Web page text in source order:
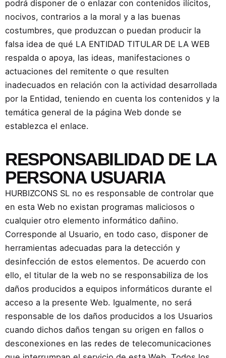
podrá disponer de o enlazar con contenidos ilícitos,
nocivos, contrarios a la moral y a las buenas
costumbres, que produzcan o puedan producir la
falsa idea de qué LA ENTIDAD TITULAR DE LA WEB
respalda o apoya, las ideas, manifestaciones o
actuaciones del remitente o que resulten
inadecuados en relación con la actividad desarrollada
por la Entidad, teniendo en cuenta los contenidos y la
temática general de la página Web donde se
establezca el enlace.
RESPONSABILIDAD DE LA
PERSONA USUARIA
HURBIZCONS SL no es responsable de controlar que
en esta Web no existan programas maliciosos o
cualquier otro elemento informático dañino.
Corresponde al Usuario, en todo caso, disponer de
herramientas adecuadas para la detección y
desinfección de estos elementos. De acuerdo con
ello, el titular de la web no se responsabiliza de los
daños producidos a equipos informáticos durante el
acceso a la presente Web. Igualmente, no será
responsable de los daños producidos a los Usuarios
cuando dichos daños tengan su origen en fallos o
desconexiones en las redes de telecomunicaciones